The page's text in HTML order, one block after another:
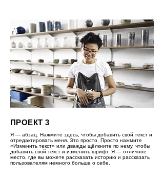
ПРОЕКТ 3
Я — абзац. Нажмите здесь, чтобы добавить свой текст и
отредактировать меня. Это просто. Просто нажмите
«Изменить текст» или дважды щёлкните по нему, чтобы
добавить свой текст и изменить шрифт. Я — отличное
место, где вы можете рассказать историю и рассказать
пользователям немного больше о себе.